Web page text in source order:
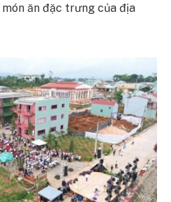
ăn đặc trưng của địa